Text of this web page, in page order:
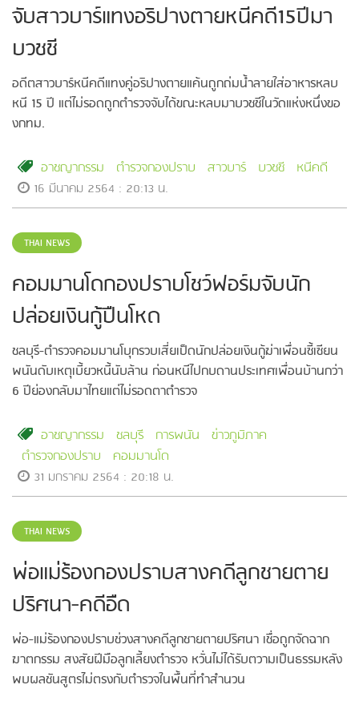
จับสาวบาร์แทงอริปางตายหนีคดี15ปีมา
บวชชี
อดีตสาวบาร์หนีคดีแทงคู่อริปางตายแค้นถูกถ่มน้ำลายใส่อาหารหลบ
หนี 15 ปี แต่ไม่รอดถูกตำรวจจับได้ขณะหลบมาบวชชีในวัดแห่งหนึ่งขอ
งกทม.
อาชญากรรม ตำรวจกองปราบ สาวบาร์ บวชชี หนีคดี
16 มีนาคม 2564 : 20:13 น.
THAI NEWS
คอมมานโดกองปราบโชว์ฟอร์มจับนัก
ปล่อยเงินกู้ปืนโหด
ชลบุรี-ตำรวจคอมมานโบุกรวบเสี่ยเป็ดนักปล่อยเงินกู้ฆ่าเพื่อนซี้เซียน
พนันดับเหตุเบี้ยวหนี้นับล้าน ก่อนหนีไปกบดานประเทศเพื่อนบ้านกว่า
6 ปีย่องกลับมาไทยแต่ไม่รอดตาตำรวจ
อาชญากรรม ชลบุรี การพนัน
ข่าวภูมิภาค
ตำรวจกองปราบ
คอมมานโด
31 มกราคม 2564 : 20:18 น.
THAI NEWS
พ่อแม่ร้องกองปราบสางคดีลูกชายตาย
ปริศนา-คดีอืด
พ่อ-แม่ร้องกองปราบช่วงสางคดีลูกชายตายปริศนา เชื่อถูกจัดฉาก
ฆาตกรรม สงสัยฝีมือลูกเลี้ยงตำรวจ หวั่นไม่ได้รับตวามเป็นธรรมหลัง
พบผลชันสูตรไม่ตรงกับตำรวจในพื้นที่ทำสำนวน